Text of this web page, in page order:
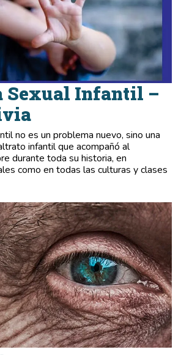
Sexual Infantil –
no es un problema nuevo, sino una
infantil que acompañó al
durante toda su historia, en
como en todas las culturas y clases